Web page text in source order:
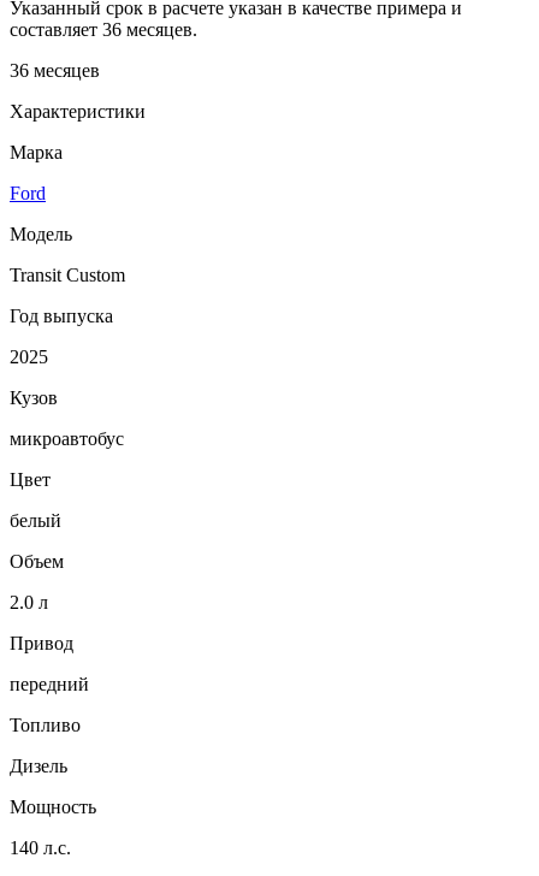
Указанный срок в расчете указан в качестве примера и
составляет 36 месяцев.
36 месяцев
Характеристики
Марка
Ford
Модель
Transit Custom
Год выпуска
2025
Кузов
микроавтобус
Цвет
белый
Объем
2.0 л
Привод
передний
Топливо
Дизель
Мощность
140 л.с.